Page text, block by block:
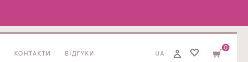
КОНТАКТИ ВІДГУКИ UA
0